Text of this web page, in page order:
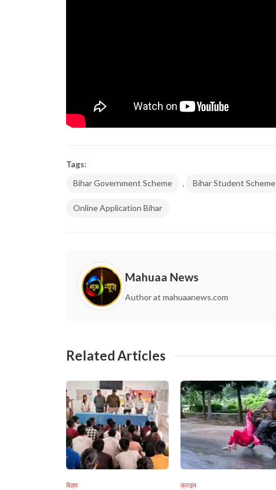
Tags:
Bihar Government Scheme
, Bihar Student Scheme
Online Application Bihar
Mahuaa News
Author at mahuaanews.com
Related Articles
बिहार क्राइम